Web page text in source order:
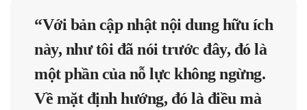
“Với bản cập nhật nội dung hữu ích
này, như tôi đã nói trước đây, đó là
một phần của nỗ lực không ngừng.
Về mặt định hướng, đó là điều mà